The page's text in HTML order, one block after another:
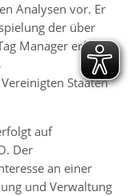
Analysen vor. Er
der über
Manager erfasst
Staaten
auf
Der
an einer
und Verwaltung